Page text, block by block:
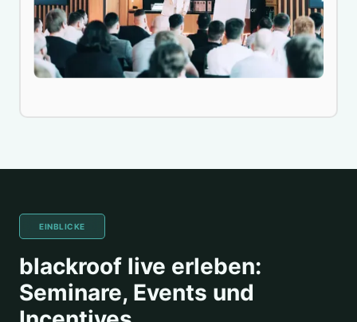
EINBLICKE
blackroof live erleben:
Seminare, Events und